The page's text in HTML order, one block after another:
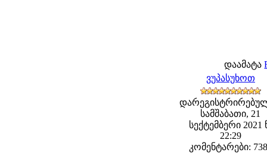
დაამატა
ვუპასუხოთ
სამშაბათი, 21
სექტემბერი 2021
22:29
კომენტარები: